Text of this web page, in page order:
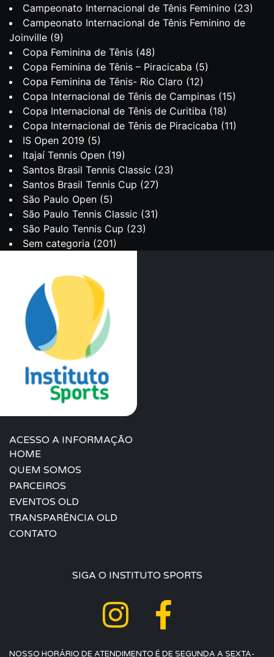
Campeonato Internacional de Tênis Feminino (23)
Campeonato Internacional de Tênis Feminino de
Joinville (9)
Copa Feminina de Tênis (48)
Copa Feminina de Tênis – Piracicaba (5)
Copa Feminina de Tênis- Rio Claro (12)
Copa Internacional de Tênis de Campinas (15)
Copa Internacional de Tênis de Curitiba (18)
Copa Internacional de Tênis de Piracicaba (11)
IS Open 2019 (5)
Itajaí Tennis Open (19)
Santos Brasil Tennis Classic (23)
Santos Brasil Tennis Cup (27)
São Paulo Open (5)
São Paulo Tennis Classic (31)
São Paulo Tennis Cup (23)
Sem categoria (201)
ACESSO A INFORMAÇÃO
HOME
QUEM SOMOS
PARCEIROS
EVENTOS OLD
TRANSPARÊNCIA OLD
CONTATO
SIGA O INSTITUTO SPORTS
NOSSO HORÁRIO DE ATENDIMENTO É DE SEGUNDA A SEXTA-